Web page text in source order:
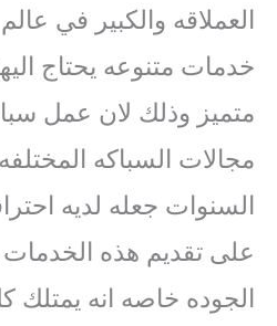
العملاقه والكبير في
خدمات متنوعه يحتاج
متميز وذلك لان عمل
مجالات السباكه
السنوات جعله لديه
على تقديم هذه الخدمات
الجوده خاصه انه يمتلك